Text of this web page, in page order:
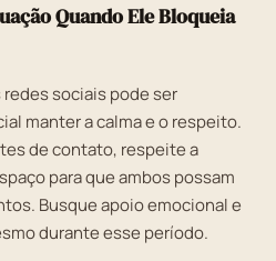
Quando Ele Bloqueia
sociais pode ser
manter a calma e o respeito.
de contato, respeite a
para que ambos possam
Busque apoio emocional e
durante esse período.